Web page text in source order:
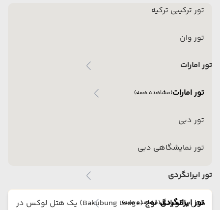
تور ترکیبی ترکیه
تور وان
تور امارات
تور امارات(مشاهده همه)
تور دبی
تور نمایشگاهی دبی
تور ایرانگردی
تور ایرانگردی(مشاهده همه) هتلباکوبانگ لوج
(Bakubung Lodge) یک هتل لوکس در